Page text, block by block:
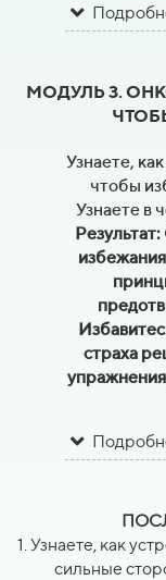
МОДУЛЬ 3.
Узнаете,
чтобы
Узнаете в
страха
1. Узнаете, как
сильные